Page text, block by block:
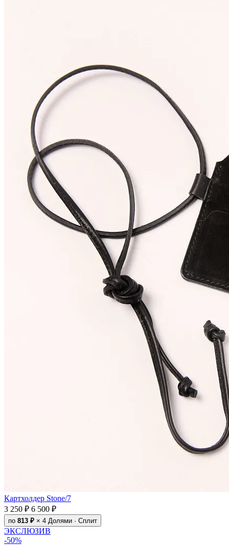
Картхолдер Stone/7
3 250 ₽ 6 500 ₽
по 813 ₽ × 4 Долями · Сплит
ЭКСЛЮЗИВ
-50%